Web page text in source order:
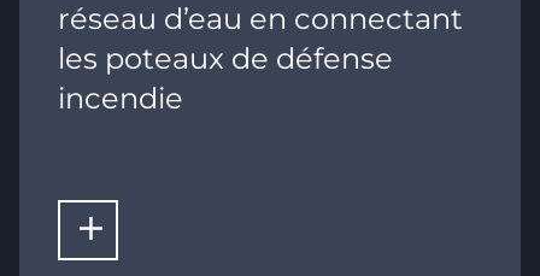
réseau d’eau en connectant
les poteaux de défense
incendie
LIRE LA SUITE